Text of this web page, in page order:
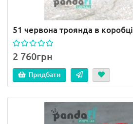
51 червона троянда в коробці
2 760грн
Придбати